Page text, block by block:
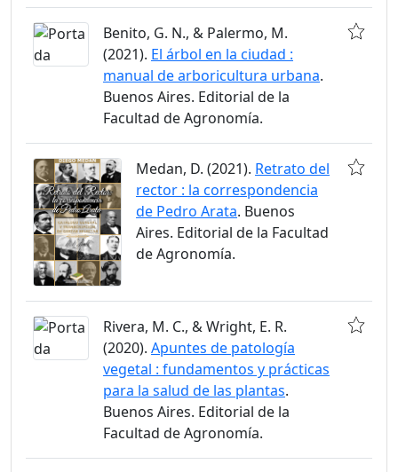
Benito, G. N., & Palermo, M.
(2021). El árbol en la ciudad :
manual de arboricultura urbana.
Buenos Aires. Editorial de la
Facultad de Agronomía.
Medan, D. (2021). Retrato del
rector : la correspondencia
de Pedro Arata. Buenos
Aires. Editorial de la Facultad
de Agronomía.
Rivera, M. C., & Wright, E. R.
(2020). Apuntes de patología
vegetal : fundamentos y prácticas
para la salud de las plantas.
Buenos Aires. Editorial de la
Facultad de Agronomía.